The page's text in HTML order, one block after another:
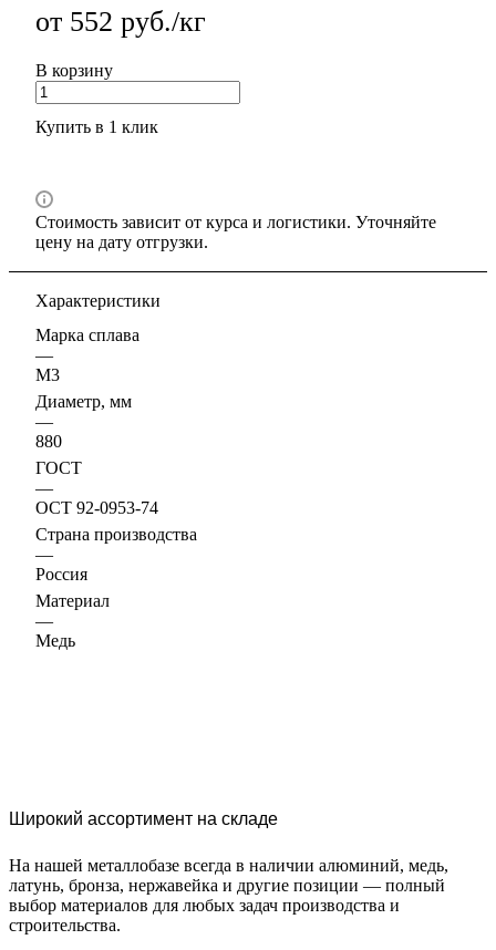
от 552 руб./кг
В корзину
Купить в 1 клик
Стоимость зависит от курса и логистики. Уточняйте
цену на дату отгрузки.
Характеристики
Марка сплава
—
М3
Диаметр, мм
—
880
ГОСТ
—
ОСТ 92-0953-74
Страна производства
—
Россия
Материал
—
Медь
Широкий ассортимент на складе
На нашей металлобазе всегда в наличии алюминий, медь,
латунь, бронза, нержавейка и другие позиции — полный
выбор материалов для любых задач производства и
строительства.